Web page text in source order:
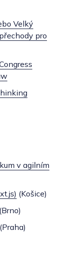
Velký
pro
v agilním
(Košice)
(Brno)
(Praha)